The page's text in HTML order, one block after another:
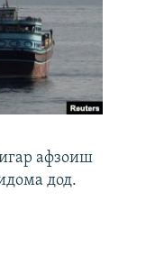
афзоиш
дод.